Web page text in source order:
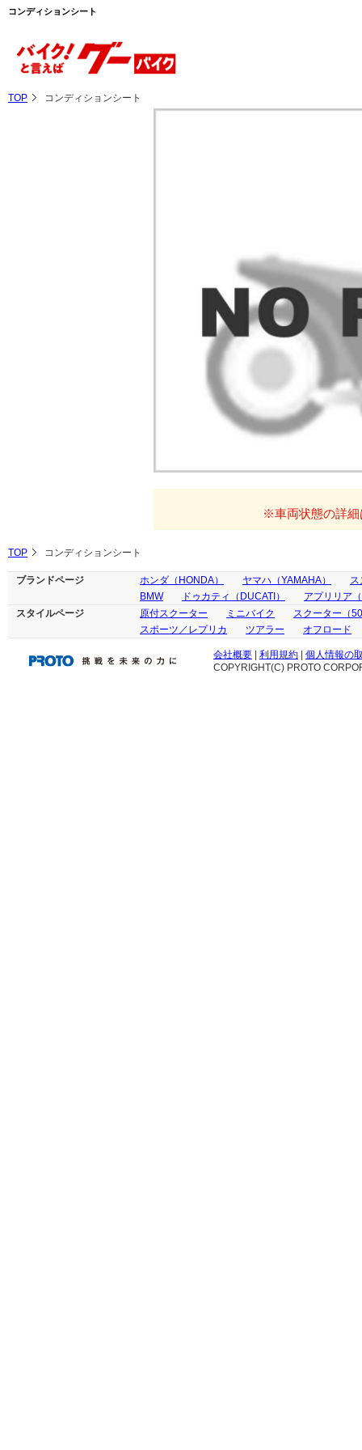
コンディションシート
TOP コンディションシート
※車両状態の詳細
TOP コンディションシート
ブランドページ ホンダ（HONDA） ヤマハ（YAMAHA）
ス
BMW
ドゥカティ（DUCATI）
アプリリア
スタイルページ
原付スクーター ミニバイク
スクーター（
スポーツ／レプリカ
ツアラー オフロード
会社概要 利用規約
個人情報の
COPYRIGHT(C) PROTO